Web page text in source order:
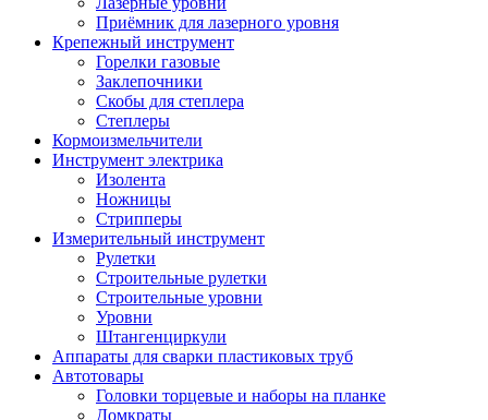
Приёмник для лазерного уровня
Крепежный инструмент
Горелки газовые
Заклепочники
Скобы для степлера
Степлеры
Кормоизмельчители
Инструмент электрика
Изолента
Ножницы
Стрипперы
Измерительный инструмент
Рулетки
Строительные рулетки
Строительные уровни
Уровни
Штангенциркули
Аппараты для сварки пластиковых труб
Автотовары
Головки торцевые и наборы на планке
Домкраты